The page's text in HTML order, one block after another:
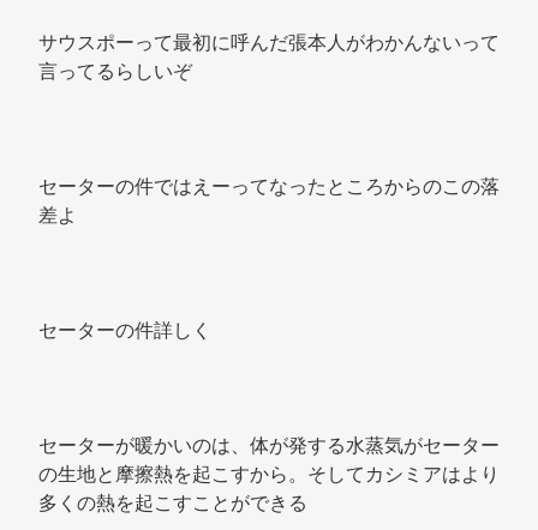
サウスポーって最初に呼んだ張本人がわかんないって
言ってるらしいぞ
セーターの件ではえーってなったところからのこの落
差よ
セーターの件詳しく
セーターが暖かいのは、体が発する水蒸気がセーター
の生地と摩擦熱を起こすから。そしてカシミアはより
多くの熱を起こすことができる